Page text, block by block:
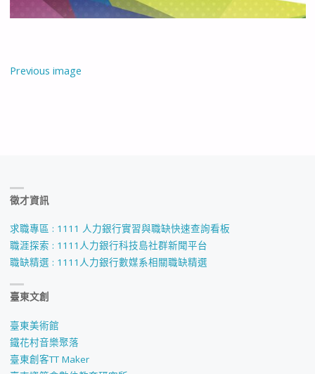
Previous image
徵才資訊
求職專區 : 1111 人力銀行實習與職缺快速查詢看板
職涯探索 : 1111人力銀行科技島社群新聞平台
職缺精選 : 1111人力銀行數媒系相關職缺精選
臺東文創
臺東美術館
鐵花村音樂聚落
臺東創客TT Maker